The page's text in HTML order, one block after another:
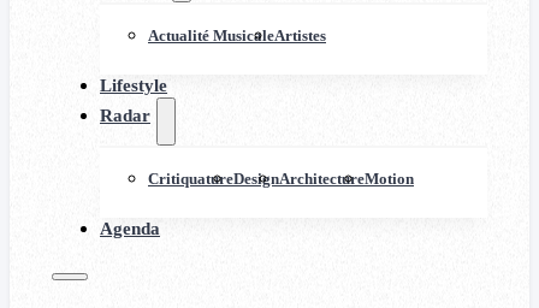
Actualité MusicaleArtistes
Lifestyle
Radar
CritiquatureDesignArchitectureMotion
Agenda